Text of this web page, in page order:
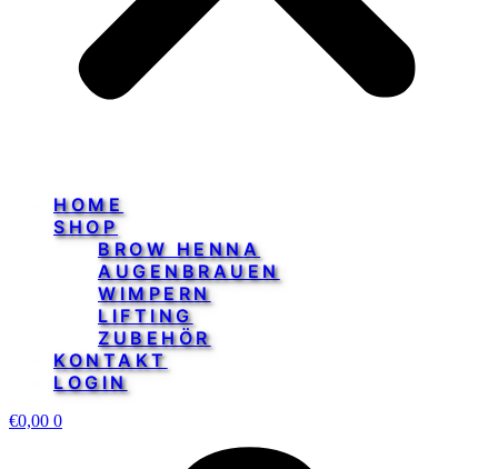
HOME
SHOP
BROW HENNA
AUGENBRAUEN
WIMPERN
LIFTING
ZUBEHÖR
KONTAKT
LOGIN
€0,00 0